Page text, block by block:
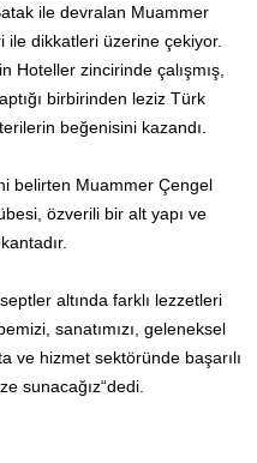
ile devralan Muammer
dikkatleri üzerine çekiyor.
Hoteller zincirinde çalışmış,
birbirinden leziz Türk
beğenisini kazandı.
belirten Muammer Çengel
özverili bir alt yapı ve
altında farklı lezzetleri
sanatımızı, geleneksel
ve hizmet sektöründe başarılı
sunacağız“dedi.